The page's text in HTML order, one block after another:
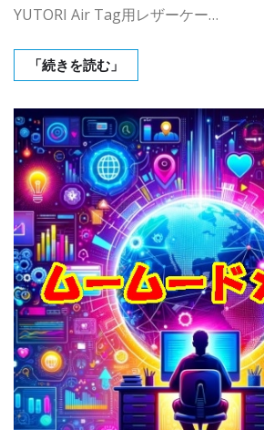
YUTORI Air Tag用レザーケー…
「続きを読む」